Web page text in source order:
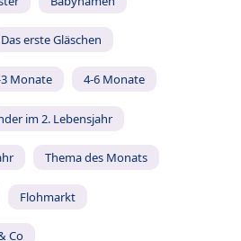
Das erste Gläschen
Monate 4-6 Monate
im 2. Lebensjahr
Thema des Monats
Flohmarkt
Co